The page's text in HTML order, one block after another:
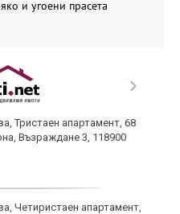
и угоени прасета
Тристаен апартамент, 68
Възраждане 3, 118900
Четиристаен апартамент,